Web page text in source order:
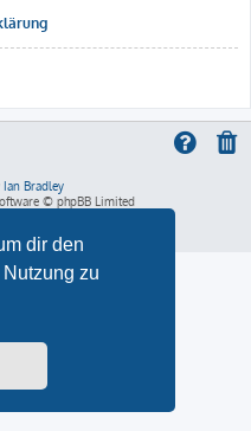
dir den
zu
Ian Bradley
© phpBB Limited